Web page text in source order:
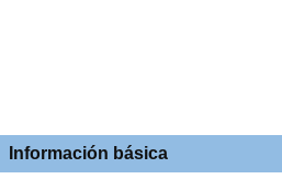
Información básica